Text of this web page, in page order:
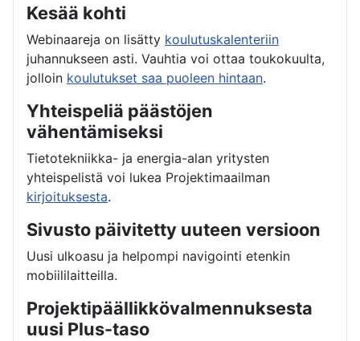
Kesää kohti
Webinaareja on lisätty koulutuskalenteriin
juhannukseen asti. Vauhtia voi ottaa toukokuulta,
jolloin koulutukset saa puoleen hintaan.
Yhteispeliä päästöjen
vähentämiseksi
Tietotekniikka- ja energia-alan yritysten
yhteispelistä voi lukea Projektimaailman
kirjoituksesta.
Sivusto päivitetty uuteen versioon
Uusi ulkoasu ja helpompi navigointi etenkin
mobiililaitteilla.
Projektipäällikkövalmennuksesta
uusi Plus-taso